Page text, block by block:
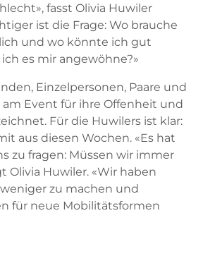
fasst Olivia Huwiler
ist die Frage: Wo brauche
und wo könnte ich gut
es mir angewöhne?»
Einzelpersonen, Paare und
Event für ihre Offenheit und
Für die Huwilers ist klar:
aus diesen Wochen. «Es hat
zu fragen: Müssen wir immer
Olivia Huwiler. «Wir haben
zu machen und
für neue Mobilitätsformen